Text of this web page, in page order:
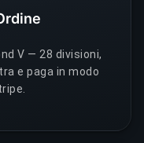
V — 28 divisioni,
e paga in modo